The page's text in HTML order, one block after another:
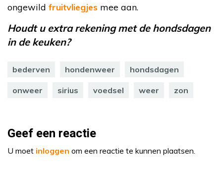
ongewild fruitvliegjes mee aan.
Houdt u extra rekening met de hondsdagen
in de keuken?
bederven hondenweer hondsdagen
onweer sirius voedsel weer zon
Geef een reactie
U moet inloggen om een reactie te kunnen plaatsen.